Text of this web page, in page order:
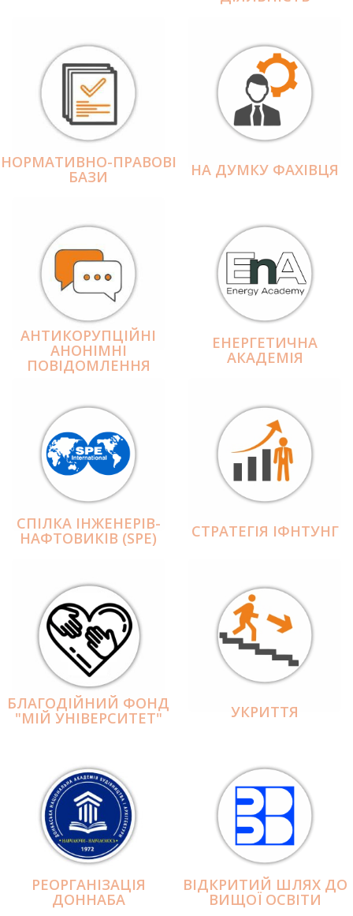
НОРМАТИВНО-ПРАВОВІ
БАЗИ НА ДУМКУ ФАХІВЦЯ
АНТИКОРУПЦІЙНІ
АНОНІМНІ
ПОВІДОМЛЕННЯ
ЕНЕРГЕТИЧНА
АКАДЕМІЯ
СПІЛКА ІНЖЕНЕРІВ-
НАФТОВИКІВ (SPE) СТРАТЕГІЯ ІФНТУНГ
БЛАГОДІЙНИЙ ФОНД
"МІЙ УНІВЕРСИТЕТ" УКРИТТЯ
РЕОРГАНІЗАЦІЯ
ДОННАБА
ВІДКРИТИЙ ШЛЯХ ДО
ВИЩОЇ ОСВІТИ